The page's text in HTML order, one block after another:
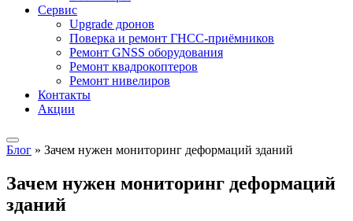
Сервис
Upgrade дронов
Поверка и ремонт ГНСС-приёмников
Ремонт GNSS оборудования
Ремонт квадрокоптеров
Ремонт нивелиров
Контакты
Акции
Блог » Зачем нужен мониторинг деформаций зданий
Зачем нужен мониторинг деформаций
зданий